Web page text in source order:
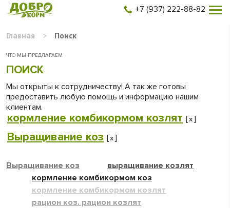
+7 (937) 222-88-82
Главная > Поиск
ЧТО МЫ ПРЕДЛАГАЕМ
ПОИСК
Мы открыты к сотрудничеству! А так же готовы
предоставить любую помощь и информацию нашим
клиентам.
кормление комбикормом козлят [x]
Выращивание коз [x]
Выращивание коз
выращивание козлят
кормление комбикормом коз
кормление комбикормом козлят
рацион коз. рацион козлят